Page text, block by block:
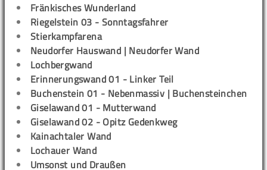
Fränkisches Wunderland
Riegelstein 03 - Sonntagsfahrer
Stierkampfarena
Neudorfer Hauswand | Neudorfer Wand
Lochbergwand
Erinnerungswand 01 - Linker Teil
Buchenstein 01 - Nebenmassiv | Buchensteinchen
Giselawand 01 - Mutterwand
Giselawand 02 - Opitz Gedenkweg
Kainachtaler Wand
Lochauer Wand
Umsonst und Draußen